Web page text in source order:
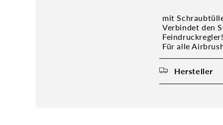
mit
Verbindet den
Feindruckregler!
Für alle
Hersteller